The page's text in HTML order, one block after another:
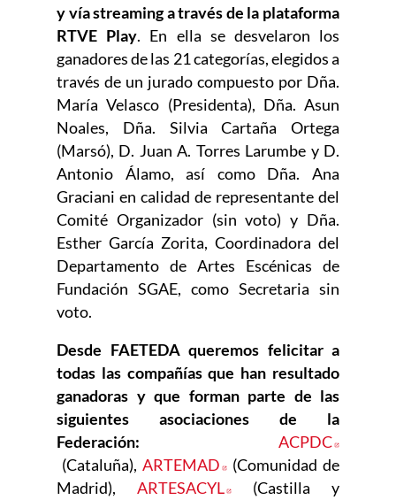
y vía streaming a través de la plataforma
RTVE Play. En ella se desvelaron los
ganadores de las 21 categorías, elegidos a
través de un jurado compuesto por Dña.
María Velasco (Presidenta), Dña. Asun
Noales, Dña. Silvia Cartaña Ortega
(Marsó), D. Juan A. Torres Larumbe y D.
Antonio Álamo, así como Dña. Ana
Graciani en calidad de representante del
Comité Organizador (sin voto) y Dña.
Esther García Zorita, Coordinadora del
Departamento de Artes Escénicas de
Fundación SGAE, como Secretaria sin
voto.
Desde FAETEDA queremos felicitar a
todas las compañías que han resultado
ganadoras y que forman parte de las
siguientes asociaciones de la
Federación:
ACPDC
Abre en nueva ventana
(Cataluña), ARTEMAD Abre en nueva ventana
(Comunidad de
Madrid), ARTESACYL Abre en nueva ventana
(Castilla y